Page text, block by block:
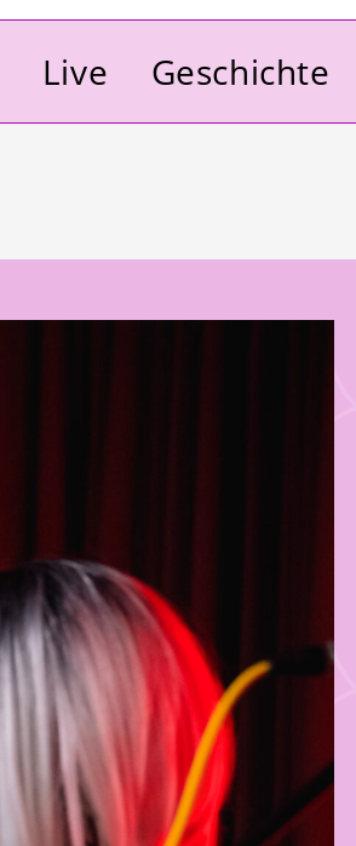
Live Geschichte